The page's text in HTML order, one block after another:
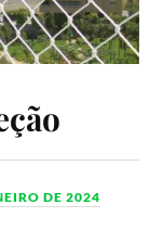
DE 2024